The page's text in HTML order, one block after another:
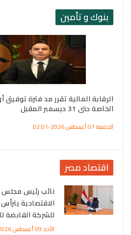
بنوك و تأمين
الرقابة المالية تقرر مد فترة توفيق
الخاصة حتى 31 ديسمبر المقبل
الجمعة 07 أغسطس 2026-02:01
اقتصاد مصر
نائب رئيس مجلس
الاقتصادية
للشركة القابضة
الأحد 09 أغسطس 2026-02:43